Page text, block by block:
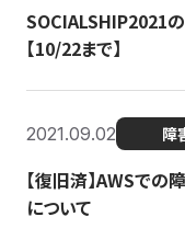
SOCIALSHIP2021の
【10/22まで】
2021.09.02 障
【復旧済】AWSで
について